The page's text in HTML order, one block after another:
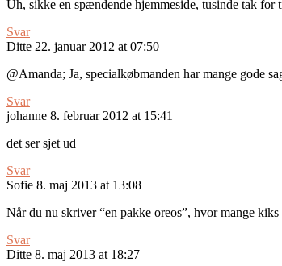
Uh, sikke en spændende hjemmeside, tusinde tak
Svar
Ditte 22. januar 2012 at 07:50
@Amanda; Ja, specialkøbmanden har mange gode
Svar
johanne 8. februar 2012 at 15:41
det ser sjet ud
Svar
Sofie 8. maj 2013 at 13:08
Når du nu skriver “en pakke oreos”, hvor mange kiks
Svar
Ditte 8. maj 2013 at 18:27